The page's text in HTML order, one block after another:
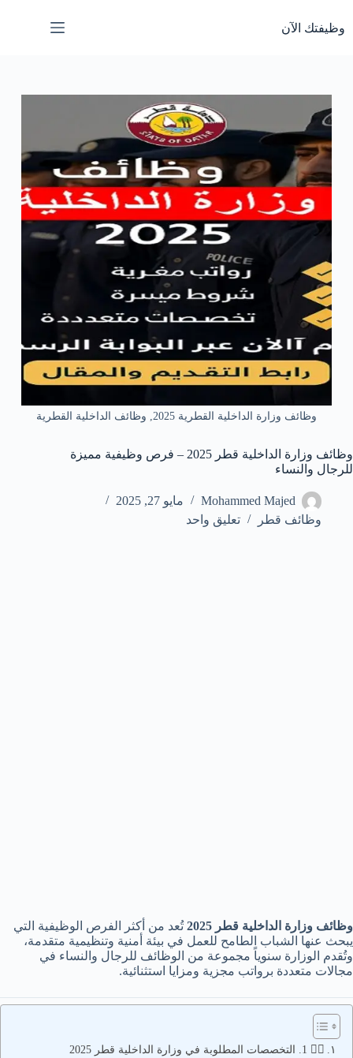
المحتوى
وظيفتك الآن
وظائف وزارة الداخلية القطرية 2025, وظائف الداخلية القطرية
وظائف وزارة الداخلية قطر 2025 – فرص وظيفية مميزة
للرجال والنساء
Mohammed Majed
مايو 27, 2025
وظائف قطر
تعليق واحد
وظائف وزارة الداخلية قطر 2025
تُعد من أكثر الفرص الوظيفية التي
يبحث عنها الشباب الطامح للعمل في بيئة أمنية وتنظيمية متقدمة،
وتُقدم الوزارة سنوياً مجموعة من الوظائف للرجال والنساء في
مجالات متعددة برواتب مجزية ومزايا استثنائية.
👮‍♂️ 1. التخصصات المطلوبة في وزارة الداخلية قطر 2025